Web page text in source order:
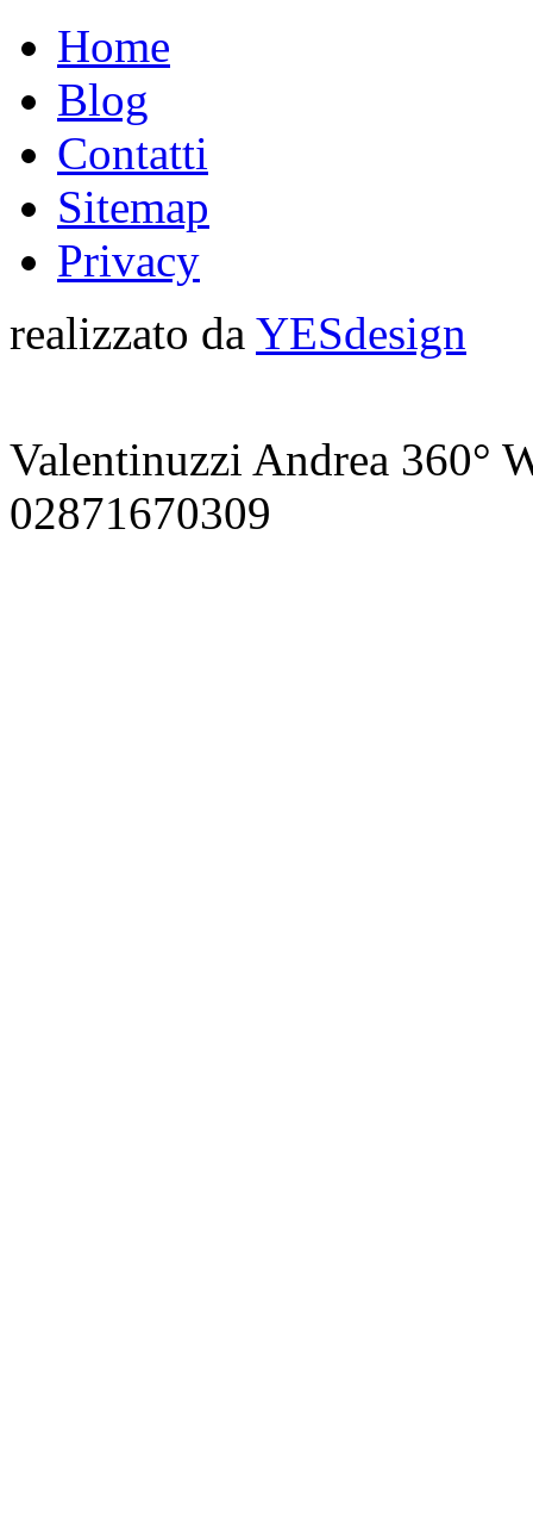
Home
Blog
Contatti
Sitemap
Privacy
realizzato da YESdesign
Valentinuzzi Andrea 360°
02871670309